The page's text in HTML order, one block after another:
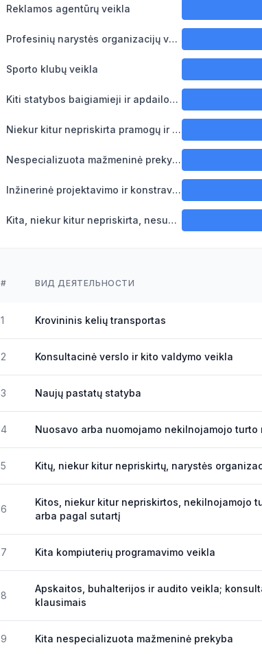
Reklamos agentūrų veikla
2,524
Profesinių narystės organizacijų veikla
2,519
Sporto klubų veikla
2,427
Kiti statybos baigiamieji ir apdailos darbai
2,322
Niekur kitur nepriskirta pramogų ir rekreacijos organizavimo veikla
2,154
Nespecializuota mažmeninė prekyba daugiausia maisto produktais, gėrimais ar tabako gaminiais
2,042
Inžinerinė projektavimo ir konstravimo veikla
1,827
Kita, niekur kitur nepriskirta, nesusijusi su apgyvendinimu socialinio darbo veikla
# ВИД ДЕЯТЕЛЬНОСТИ
1 Krovininis kelių transportas
2 Konsultacinė verslo ir kito valdymo veikla
3 Naujų pastatų statyba
4 Nuosavo arba nuomojamo nekilnojamojo
5 Kitų, niekur kitur nepriskirtų, narystės
6
Kitos, niekur kitur nepriskirtos, nekilnojamojo
arba pagal sutartį
7 Kita kompiuterių programavimo veikla
8
Apskaitos, buhalterijos ir audito veikla;
klausimais
9 Kita nespecializuota mažmeninė prekyba